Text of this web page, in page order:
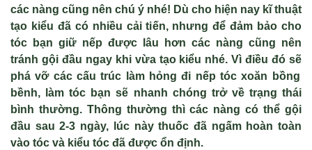
các nàng cũng nên chú ý nhé! Dù cho hiện nay kĩ thuật
tạo kiểu đã có nhiều cải tiến, nhưng để đảm bảo cho
tóc bạn giữ nếp được lâu hơn các nàng cũng nên
tránh gội đầu ngay khi vừa tạo kiểu nhé. Vì điều đó sẽ
phá vỡcác cấu trúc làm hỏng đi nếp tóc xoăn bồng
bềnh, làm tóc bạn sẽ nhanh chóng trởvềtrạng thái
bình thường. Thông thường thì các nàng có thể gội
đầu sau 2-3 ngày, lúc này thuốc đã ngấm hoàn toàn
vào tóc và kiểu tóc đã được ổn định.